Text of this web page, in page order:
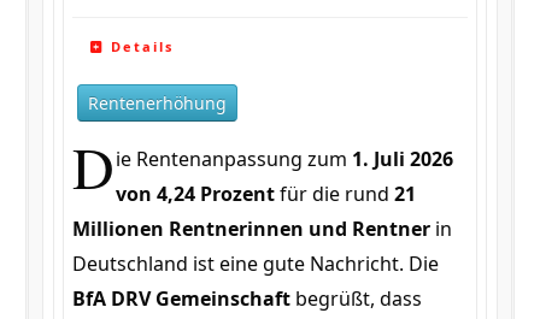
Details
Rentenerhöhung
Die Rentenanpassung zum 1. Juli 2026
von 4,24 Prozentfür die rund21
Millionen Rentnerinnen und Rentner in
Deutschland ist eine gute Nachricht. Die
BfA DRV Gemeinschaft begrüßt, dass